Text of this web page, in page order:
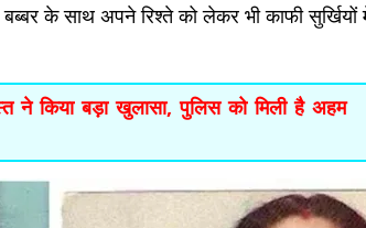
के साथ अपने रिश्ते को लेकर भी काफी सुर्खियों
ने किया बड़ा खुलासा, पुलिस को मिली है अहम